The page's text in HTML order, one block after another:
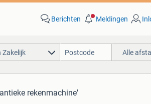
Berichten Meldingen
Zakelijk Alle
rekenmachine'